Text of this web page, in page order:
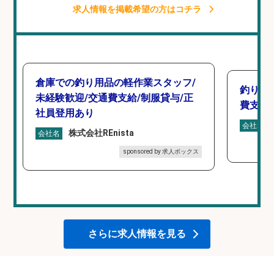
求人情報を掲載希望の方はコチラ
倉庫での釣り用品の軽作業スタッフ/
未経験歓迎/交通費支給/制服貸与/正
社員登用あり
会社名 株式会社REnista
sponsored by 求人ボックス
釣り具
費支給
会社名
さらに求人情報を見る